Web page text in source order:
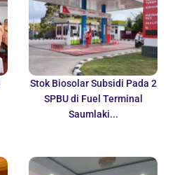
Stok Biosolar Subsidi Pada 2
SPBU di Fuel Terminal
Saumlaki...